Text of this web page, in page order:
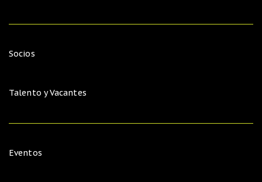
Socios
Talento y Vacantes
Eventos